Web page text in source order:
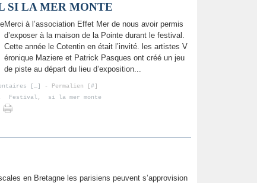
SI LA MER MONTE
Merci à l’association Effet Mer de nous avoir permis
d’exposer à la maison de la Pointe durant le festival.
Cette année le Cotentin en était l’invité. les artistes V
éronique Maziere et Patrick Pasques ont créé un jeu
de piste au départ du lieu d’exposition...
[…] - Permalien [#]
, Festival, si la mer monte
en Bretagne les parisiens peuvent s’approvision